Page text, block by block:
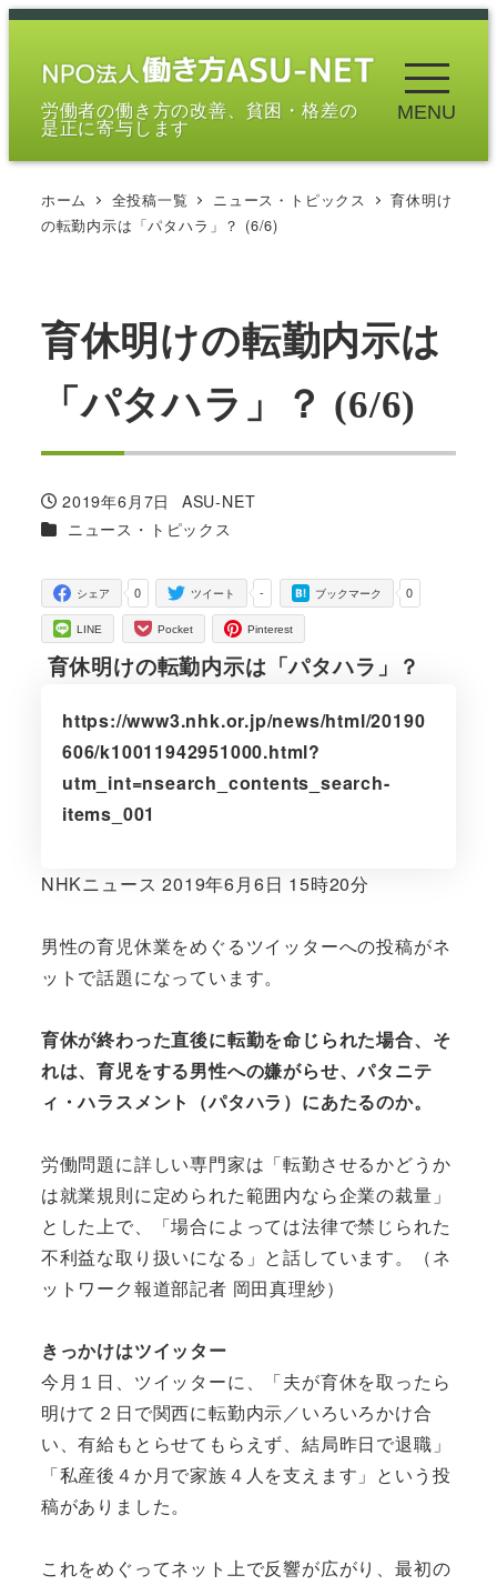
メ
労働者の働き方の改善、貧困・格差の
是正に寄与します
MENU
ホーム 全投稿一覧 ニュース・トピックス
育休明け
の転勤内示は「パタハラ」？ (6/6)
育休明けの転勤内示は
「パタハラ」？ (6/6)
投稿日
2019年6月7日
著
者
ASU-NET
カテゴリー
ニュース・トピックス
0
シェア -
ツイート 0
ブックマーク
LINE Pocket Pinterest
育休明けの転勤内示は「パタハラ」？
https://www3.nhk.or.jp/news/html/20190
606/k10011942951000.html?
utm_int=nsearch_contents_search-
items_001
NHKニュース 2019年6月6日 15時20分
男性の育児休業をめぐるツイッターへの投稿がネ
ットで話題になっています。
育休が終わった直後に転勤を命じられた場合、そ
れは、育児をする男性への嫌がらせ、パタニテ
ィ・ハラスメント（パタハラ）にあたるのか。
労働問題に詳しい専門家は「転勤させるかどうか
は就業規則に定められた範囲内なら企業の裁量」
とした上で、「場合によっては法律で禁じられた
不利益な取り扱いになる」と話しています。（ネ
ットワーク報道部記者 岡田真理紗）
きっかけはツイッター
今月１日、ツイッターに、「夫が育休を取ったら
明けて２日で関西に転勤内示／いろいろかけ合
い、有給もとらせてもらえず、結局昨日で退職」
「私産後４か月で家族４人を支えます」という投
稿がありました。
これをめぐってネット上で反響が広がり、最初の